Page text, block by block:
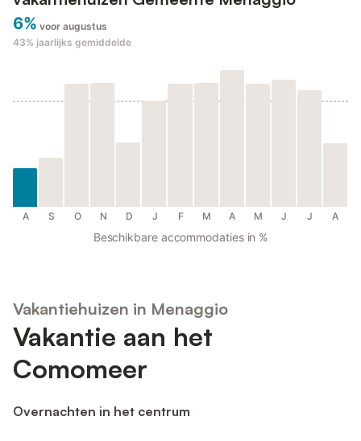
6% voor augustus
43% jaarlijks gemiddelde
A S O N D J F M A M J J A
Beschikbare accommodaties in %
Vakantiehuizen in Menaggio
Vakantie aan het
Comomeer
Overnachten in het centrum